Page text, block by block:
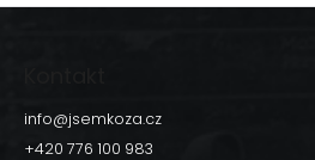
Z
info@jsemkoza.cz
+420 776 100 983